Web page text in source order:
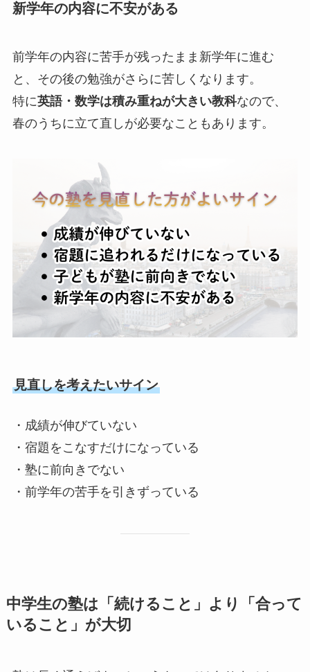
新学年の内容に不安がある
前学年の内容に苦手が残ったまま新学年に進む
と、その後の勉強がさらに苦しくなります。
特に英語・数学は積み重ねが大きい教科なので、
春のうちに立て直しが必要なこともあります。
見直しを考えたいサイン
・成績が伸びていない
・宿題をこなすだけになっている
・塾に前向きでない
・前学年の苦手を引きずっている
中学生の塾は「続けること」より「合って
いること」が大切